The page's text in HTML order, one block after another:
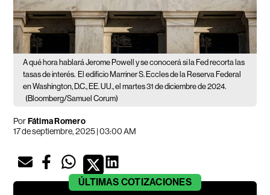
A qué hora hablará Jerome Powell y se conocerá si la Fed recorta las
tasas de interés. El edificio Marriner S. Eccles de la Reserva Federal
en Washington, D.C., EE. UU., el martes 31 de diciembre de 2024.
(Bloomberg/Samuel Corum)
PorFátima Romero
17 de septiembre, 2025 | 03:00 AM
ÚLTIMAS COTIZACIONES